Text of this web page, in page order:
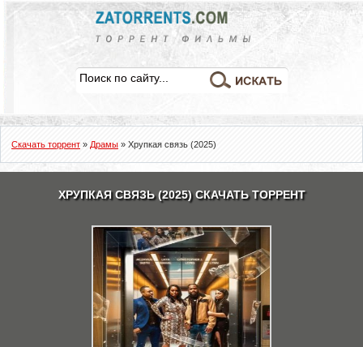
Скачать торрент » Драмы » Хрупкая связь (2025)
ХРУПКАЯ СВЯЗЬ (2025) СКАЧАТЬ ТОРРЕНТ